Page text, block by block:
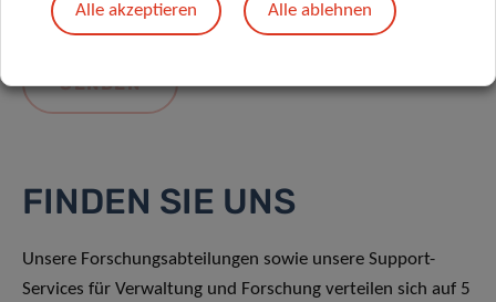
FINDEN SIE UNS
Unsere Forschungsabteilungen sowie unsere Support-
Services für Verwaltung und Forschung verteilen sich auf 5
Alle akzeptieren Alle ablehnen